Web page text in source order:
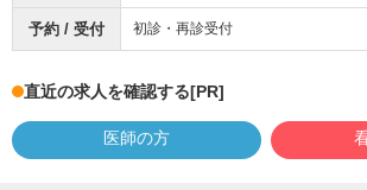
予約 / 受付 初診・再診受付
直近の求人を確認する[PR]
医師の方